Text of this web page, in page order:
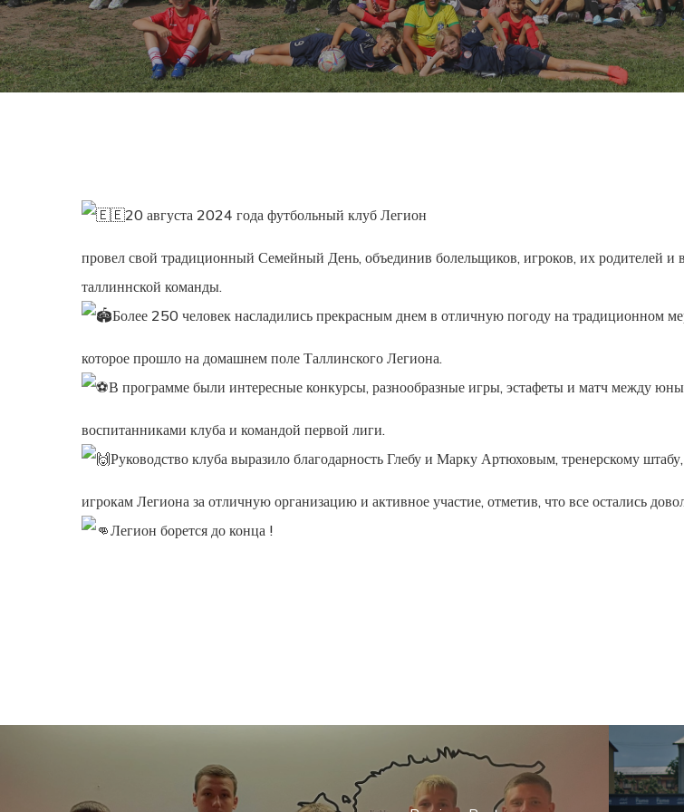
20 августа 2024 года футбольный клуб Легион
провел свой традиционный Семейный День, объединив болельщиков, игроков, их родителей и
таллиннской команды.
Более 250 человек насладились прекрасным днем в отличную погоду на традиционном
которое прошло на домашнем поле Таллинского Легиона.
В программе были интересные конкурсы, разнообразные игры, эстафеты и матч между
воспитанниками клуба и командой первой лиги.
Руководство клуба выразило благодарность Глебу и Марку Артюховым, тренерскому
игрокам Легиона за отличную организацию и активное участие, отметив, что все остались
Легион борется до конца !